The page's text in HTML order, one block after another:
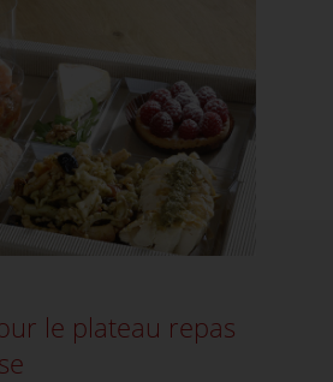
le plateau repas